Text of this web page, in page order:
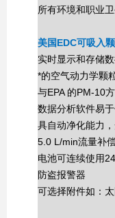
所有环境和职业
美国EDC可吸入
实时显示和存储
*的空气动力学颗
与EPA 的PM-10
数据分析软件易
具自动净化能力
5.0 L/min流量补
电池可连续使用
防盗报警器
可选择附件如：